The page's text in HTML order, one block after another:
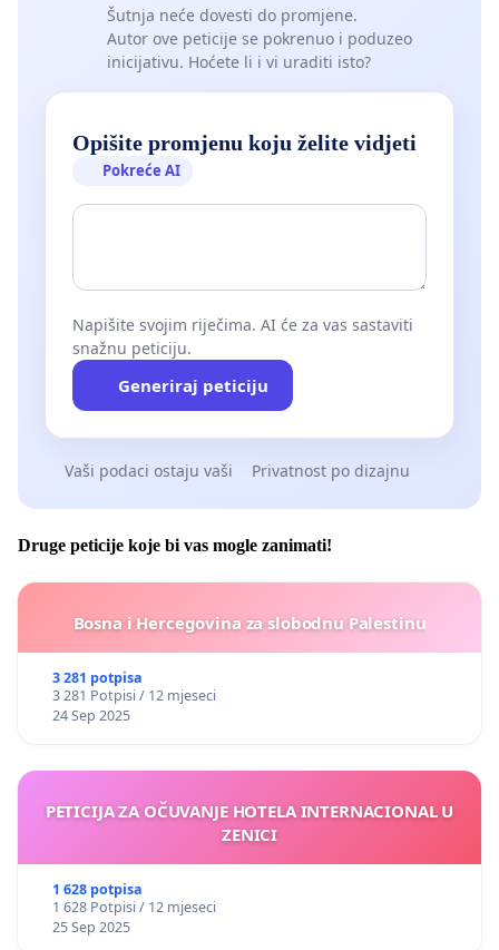
Šutnja neće dovesti do promjene.
Autor ove peticije se pokrenuo i poduzeo
inicijativu. Hoćete li i vi uraditi isto?
Opišite promjenu koju želite vidjeti
Pokreće AI
Napišite svojim riječima. AI će za vas sastaviti
snažnu peticiju.
Generiraj peticiju
Vaši podaci ostaju vaši Privatnost po dizajnu
Druge peticije koje bi vas mogle zanimati!
Bosna i Hercegovina za slobodnu Palestinu
3 281 potpisa
3 281 Potpisi / 12 mjeseci
24 Sep 2025
PETICIJA ZA OČUVANJE HOTELA INTERNACIONAL U
ZENICI
1 628 potpisa
1 628 Potpisi / 12 mjeseci
25 Sep 2025